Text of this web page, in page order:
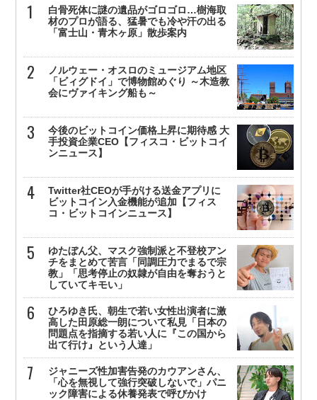
白骨死体に謎の遺品がゴロゴロ…樹海取
材のプロが語る、猛暑でも冷や汗の出る
「富士山・青木ヶ原」散歩案内
ノルウェー・オスロのミュージアム地区
「ビィグドイ」で博物館めぐり ～木造教
会にヴァイキング船も～
今後のビットコイン価格上昇に期待感 大
手投資企業CEO【フィスコ・ビットコイ
ンニュース】
Twitter社CEOが手がける送金アプリに
ビットコイン入金機能が追加【フィス
コ・ビットコインニュース】
ゆたぼん父、マスク強制派と不登校アン
チをまとめて苦言「同調圧力でまるで宗
教」「思考停止の奴隷が自由を奪おうと
していてキモい」
ひろゆき氏、朝生で若い女性出演者に激
高した田原総一朗について私見「日本の
問題点を指摘する若い人に『この国から
出て行け』という人達」
ジャニーズ性加害告発のカウアンさん、
「心を無視して強行突破しないで」パニ
ック障害による休養発表で呼びかけ